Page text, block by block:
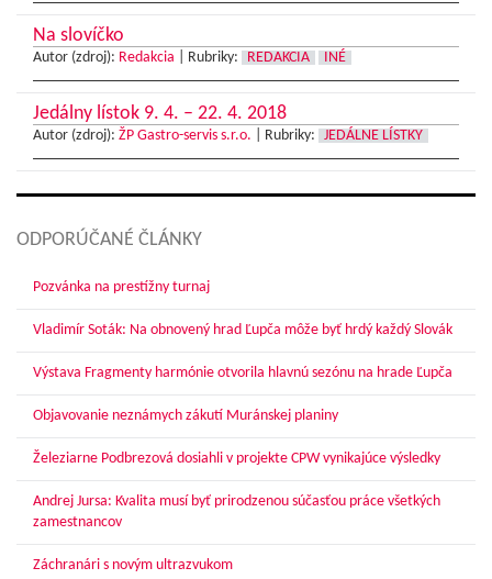
Na slovíčko
Autor (zdroj): Redakcia Rubriky: REDAKCIA INÉ
Jedálny lístok 9. 4. – 22. 4. 2018
Autor (zdroj): ŽP Gastro-servis s.r.o. Rubriky: JEDÁLNE LÍSTKY
ODPORÚČANÉ ČLÁNKY
Pozvánka na prestížny turnaj
Vladimír Soták: Na obnovený hrad Ľupča môže byť hrdý každý Slovák
Výstava Fragmenty harmónie otvorila hlavnú sezónu na hrade Ľupča
Objavovanie neznámych zákutí Muránskej planiny
Železiarne Podbrezová dosiahli v projekte CPW vynikajúce výsledky
Andrej Jursa: Kvalita musí byť prirodzenou súčasťou práce všetkých
zamestnancov
Záchranári s novým ultrazvukom